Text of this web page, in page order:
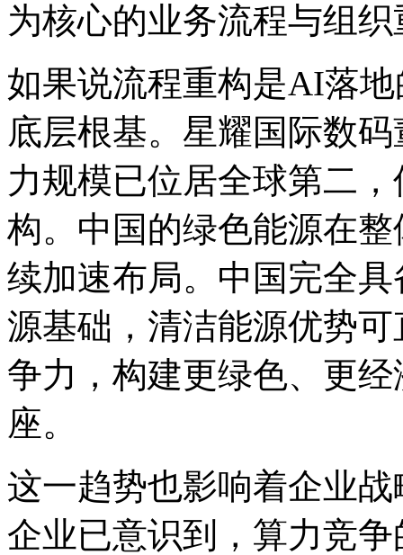
为核心的业务流程与组
如果说流程重构是AI落地
底层根基。星耀国际数码
力规模已位居全球第二
构。中国的绿色能源在整
续加速布局。中国完全
源基础，清洁能源优
争力，构建更绿色、
座。
这一趋势也影响着企业
企业已意识到，算力